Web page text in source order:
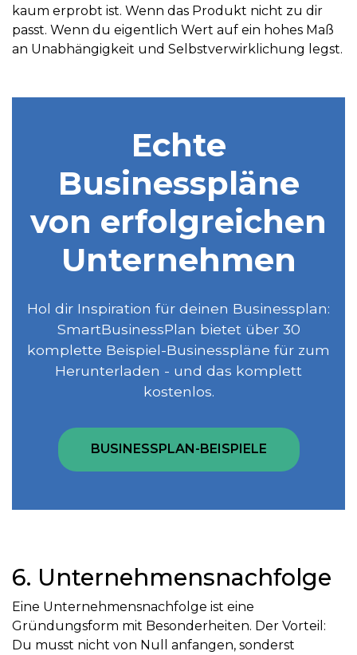
kaum erprobt ist. Wenn das Produkt nicht zu dir
passt. Wenn du eigentlich Wert auf ein hohes Maß
an Unabhängigkeit und Selbstverwirklichung legst.
Echte
Businesspläne
von erfolgreichen
Unternehmen
Hol dir Inspiration für deinen Businessplan:
SmartBusinessPlan bietet über 30
komplette Beispiel-Businesspläne für zum
Herunterladen - und das komplett
kostenlos.
BUSINESSPLAN-BEISPIELE
6. Unternehmensnachfolge
Eine Unternehmensnachfolge ist eine
Gründungsform mit Besonderheiten. Der Vorteil:
Du musst nicht von Null anfangen, sonderst